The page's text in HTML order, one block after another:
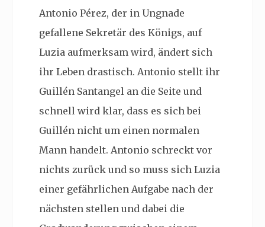
Antonio Pérez, der in Ungnade
gefallene Sekretär des Königs, auf
Luzia aufmerksam wird, ändert sich
ihr Leben drastisch. Antonio stellt ihr
Guillén Santangel an die Seite und
schnell wird klar, dass es sich bei
Guillén nicht um einen normalen
Mann handelt. Antonio schreckt vor
nichts zurück und so muss sich Luzia
einer gefährlichen Aufgabe nach der
nächsten stellen und dabei die